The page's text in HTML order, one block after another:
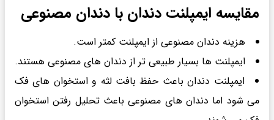
مقایسه ایمپلنت دندان با دندان مصنوعی
هزینه دندان مصنوعی از ایمپلنت کمتر است.
ایمپلنت ها بسیار طبیعی تر از دندان های مصنوعی هستند.
ایمپلنت دندان باعث حفظ بافت لثه و استخوان های فک
می شود اما دندان های مصنوعی باعث تحلیل رفتن استخوان